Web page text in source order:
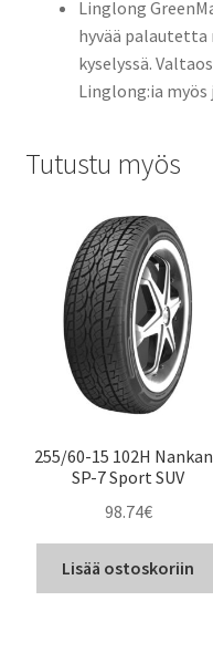
Linglong
hyvää palautetta
kyselyssä.
Linglong:ia myös
Tutustu myös
255/60-15 102H
SP-7 Sport SUV
98.74€
Lisää ostoskoriin